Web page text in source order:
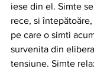
iese din el. Simte
rece, si
pe care o simti
survenita din
tensiune. Simte